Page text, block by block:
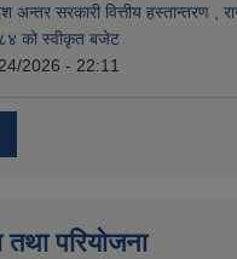
अन्तर सरकारी वित्तीय हस्तान्तरण ,
को स्वीकृत बजेट
2026 - 22:11
तथा परियोजना